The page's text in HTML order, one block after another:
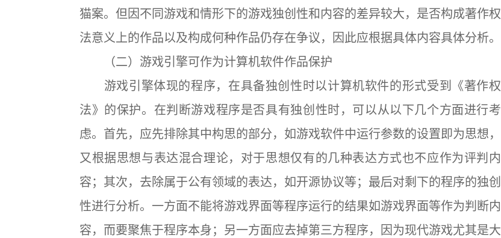
猫案。但因不同游戏和情形下的游戏独创性和内容的差异较大，是否构成著作权
法意义上的作品以及构成何种作品仍存在争议，因此应根据具体内容具体分析。
（二）游戏引擎可作为计算机软件作品保护
游戏引擎体现的程序，在具备独创性时以计算机软件的形式受到《著作权
法》的保护。在判断游戏程序是否具有独创性时，可以从以下几个方面进行考
虑。首先，应先排除其中构思的部分，如游戏软件中运行参数的设置即为思想，
又根据思想与表达混合理论，对于思想仅有的几种表达方式也不应作为评判内
容；其次，去除属于公有领域的表达，如开源协议等；最后对剩下的程序的独创
性进行分析。一方面不能将游戏界面等程序运行的结果如游戏界面等作为判断内
容，而要聚焦于程序本身；另一方面应去掉第三方程序，因为现代游戏尤其是大